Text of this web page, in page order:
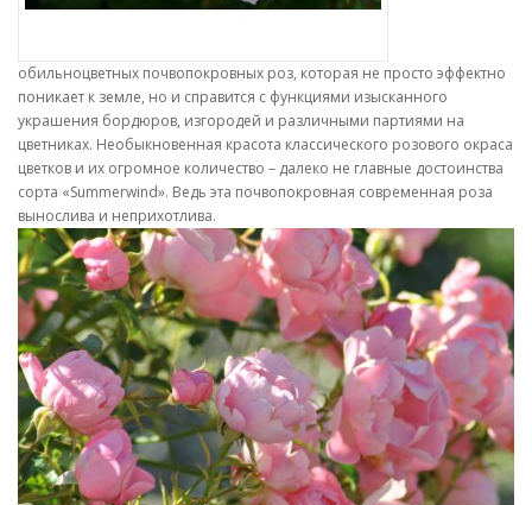
обильноцветных почвопокровных роз, которая не просто эффектно
поникает к земле, но и справится с функциями изысканного
украшения бордюров, изгородей и различными партиями на
цветниках. Необыкновенная красота классического розового окраса
цветков и их огромное количество – далеко не главные достоинства
сорта «Summerwind». Ведь эта почвопокровная современная роза
вынослива и неприхотлива.